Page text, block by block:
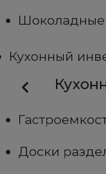
Кухонный
Доски